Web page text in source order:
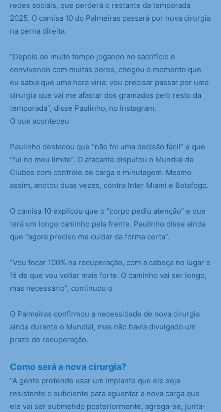
redes sociais, que perderá o restante da temporada
2025. O camisa 10 do Palmeiras passará por nova cirurgia
na perna direita.
“Depois de muito tempo jogando no sacrifício e
convivendo com muitas dores, chegou o momento que
eu sabia que uma hora viria: vou precisar passar por uma
cirurgia que vai me afastar dos gramados pelo resto da
temporada”, disse Paulinho, no Instagram.
O que aconteceu
Paulinho destacou que “não foi uma decisão fácil” e que
“fui no meu limite”. O atacante disputou o Mundial de
Clubes com controle de carga e minutagem. Mesmo
assim, anotou duas vezes, contra Inter Miami e Botafogo.
O camisa 10 explicou que o “corpo pediu atenção” e que
terá um longo caminho pela frente. Paulinho disse ainda
que “agora preciso me cuidar da forma certa”.
“Vou focar 100% na recuperação, com a cabeça no lugar e
fé de que vou voltar mais forte. O caminho vai ser longo,
mas necessário”, continuou o
O Palmeiras confirmou a necessidade de nova cirurgia
ainda durante o Mundial, mas não havia divulgado um
prazo de recuperação.
Como será a nova cirurgia?
“A gente pretende usar um implante que ele seja
resistente o suficiente para aguentar a nova carga que
ele vai ser submetido posteriormente, agrega-se, junta-